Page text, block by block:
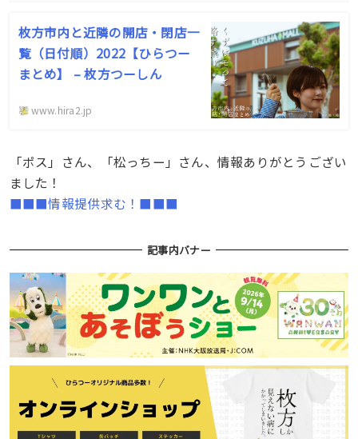
枚方市内と近隣の開店・閉店一
覧（日付順）2022【ひらつー
まとめ】 – 枚方つーしん
www.hira2.jp
「ポス」さん、「松っちー」さん、情報ありがとうござい
ました！
■■■情報提供求む！■■■
記事内バナー